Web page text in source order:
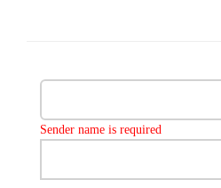
Sender name is required